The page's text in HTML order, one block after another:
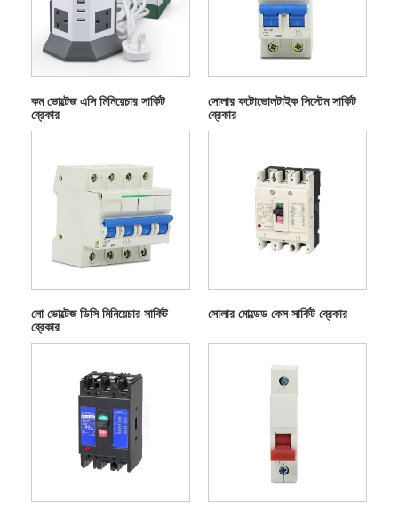
কম ভোল্টেজ এসি মিনিয়েচার সার্কিট
ব্রেকার
সোলার ফটোভোলটাইক সিস্টেম সার্কিট
ব্রেকার
লো ভোল্টেজ ডিসি মিনিয়েচার সার্কিট
ব্রেকার
সোলার মোল্ডেড কেস সার্কিট ব্রেকার